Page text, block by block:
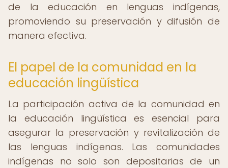
de la educación en lenguas indígenas,
promoviendo su preservación y difusión de
manera efectiva.
El papel de la comunidad en la
educación lingüística
La participación activa de la comunidad en
la educación lingüística es esencial para
asegurar la preservación y revitalización de
las lenguas indígenas. Las comunidades
indígenas no solo son depositarias de un